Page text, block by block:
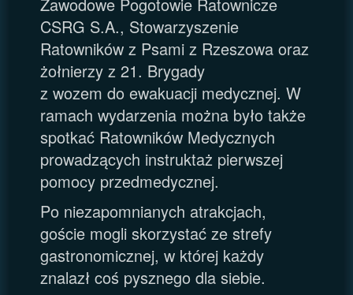
CSRG S.A., Stowarzyszenie
Ratowników z Psami z Rzeszowa oraz
żołnierzy z 21. Brygady
z wozem do ewakuacji medycznej. W
ramach wydarzenia można było także
spotkać Ratowników Medycznych
prowadzących instruktaż pierwszej
pomocy przedmedycznej.
Po niezapomnianych atrakcjach,
goście mogli skorzystać ze strefy
gastronomicznej, w której każdy
znalazł coś pysznego dla siebie.